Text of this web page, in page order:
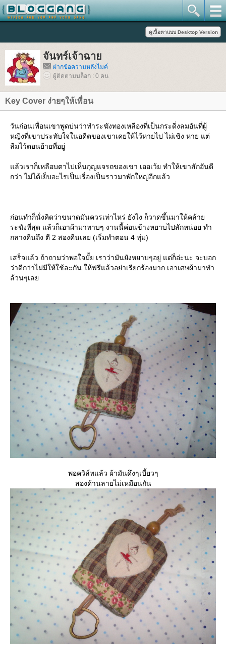
จันทร์เจ้าฉา
ฝากข้อความหลังไมค์
ผู้ติดตามบล็อก : 0 คน
Key Cover ง่ายๆให้เพื่อน
วันก่อนเพื่อนเขาพูดบ่นว่าทำระฆังทองเหลืองที่เป็นกระดิ่งลมอันที่ผู้
หญิงที่เขาประทับใจในอดีตของเขาเคยให้ไว้หายไป ไม่เชิง หาย แต่
ลืมไว้ตอนย้ายที่อยู่
ล้วเราก็เหลือบตาไปเห็นกุญแจรถของเขา เออเว้ย ทำให้เขาสักอันดี
กว่า ไม่ได้เย็บอะไรเป็นเรื่องเป็นราวมาพักใหญ่อีกแล้ว
ก่อนทำก็นั่งคิดว่าขนาดมันควรเท่าไหร่ ยังไง ก็วาดขึ้นมาให้คล้า
ระฆังที่สุด แล้วก็เอาผ้ามาทาบๆ งานนี้ค่อนข้างหยาบไปสักหน่อย ทำ
กลางคืนถึง ตี 2 สองคืนเลย (เริ่มทำตอน 4 ทุ่ม)
เสร็จแล้ว ถ้าถามว่าพอใจมั้ย เราว่ามันยังหยาบๆอยู่ แต่ก็อ่ะนะ จะบอก
ว่าดีกว่าไม่มีให้ใช้ละกัน ให้ฟรีแล้วอย่าเรียกร้องมาก เอาเศษผ้ามาทำ
ล้วนๆเล
พอควิล์ทแล้ว ผ้ามันดึงๆเบี้ยวๆ
สองด้านลายไม่เหมือนกัน